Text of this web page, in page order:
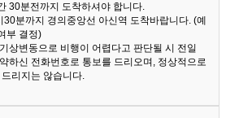
30분전까지 도착하셔야 합니다.
분까지 경의중앙선 아신역 도착바랍니다. (예
부 결정)
상변동으로 비행이 어렵다고 판단될 시 전일
하신 전화번호로 통보를 드리오며, 정상적으로
리지는 않습니다.